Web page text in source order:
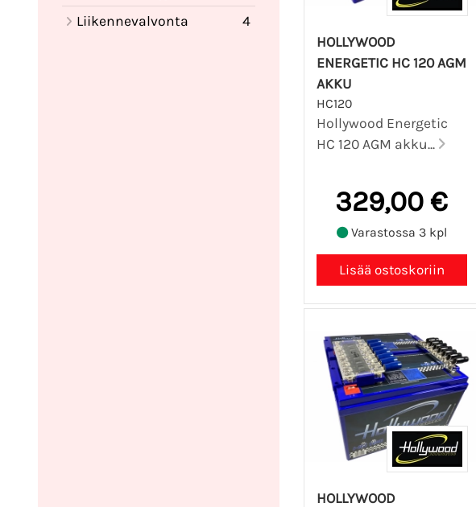
Liikennevalvonta
4
HOLLYWOOD
ENERGETIC HC 120 AGM
AKKU
HC120
Hollywood Energetic
HC 120 AGM akku...
329,00 €
Varastossa 3 kpl
HOLLYWOOD